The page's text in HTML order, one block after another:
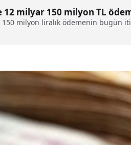
12 milyar 150 milyon TL
milyon liralık ödemenin bugün